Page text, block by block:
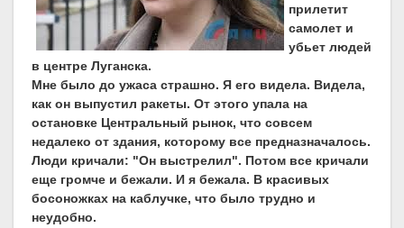
прилетит
самолет и
убьет людей
в центре Луганска.
Мне было до ужаса страшно. Я его видела. Видела,
как он выпустил ракеты. От этого упала на
остановке Центральный рынок, что совсем
недалеко от здания, которому все предназначалось.
Люди кричали: "Он выстрелил". Потом все кричали
еще громче и бежали. И я бежала. В красивых
босоножках на каблучке, что было трудно и
неудобно.